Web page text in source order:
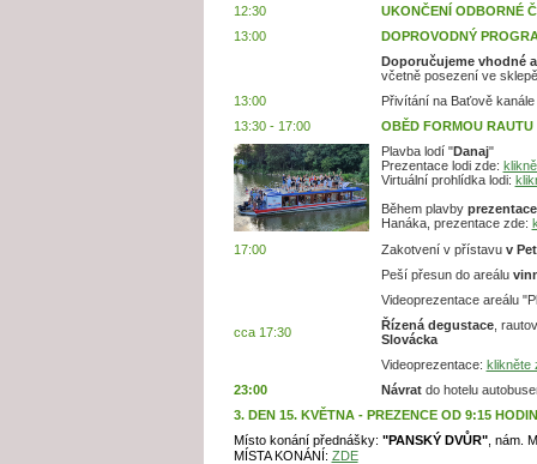
12:30
UKONČENÍ ODBORNÉ
13:00
DOPROVODNÝ
Doporučujeme vhodné
včetně posezení ve
13:00
Přivítání na Baťově
13:30 - 17:00
OBĚD FORMOU
Plavba lodí "Danaj"
Prezentace lodi zde:
Virtuální prohlídka lodi:
Během plavby
Hanáka, prezentace zde:
17:00
Zakotvení v přístavu v
Peší přesun do areálu
Videoprezentace areálu
cca 17:30 Řízená degustace,
Slovácka
Videoprezentace: klikněte
23:00
Návratdo hotelu
3. DEN 15. KVĚTNA - PREZENCE OD 9:15 HODIN
Místo konání přednášky: "PANSKÝ DVŮR", nám.
MÍSTA KONÁNÍ: ZDE